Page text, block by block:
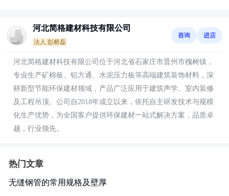
河北简格建材科技有限公司
法人:彭桥磊
咨询 进店
河北简格建材科技有限公司位于河北省石家庄市晋州市槐树镇，
专业生产矿棉板、铝方通、水泥压力板等高端建筑装饰材料，深
耕新型节能环保建材领域，产品广泛应用于建筑声学、室内装修
及工程吊顶。公司自2018年成立以来，依托自主研发技术与规模
化生产优势，为全国客户提供环保建材一站式解决方案，品质卓
越，行业领先。
热门文章
无缝钢管的常用规格及壁厚